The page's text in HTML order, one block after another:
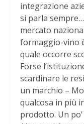
integrazione
si parla
mercato
formaggio-vino
quale occorre
Forse
scardinare le
un marchio –
qualcosa in più
prodotto. Un